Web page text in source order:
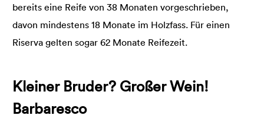
bereits eine Reife von 38 Monaten vorgeschrieben,
davon mindestens 18 Monate im Holzfass. Für einen
Riserva gelten sogar 62 Monate Reifezeit.
Kleiner Bruder? Großer Wein!
Barbaresco